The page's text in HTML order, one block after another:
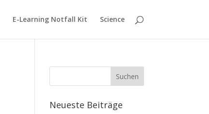
E-Learning Notfall Kit Science
Neueste Beiträge